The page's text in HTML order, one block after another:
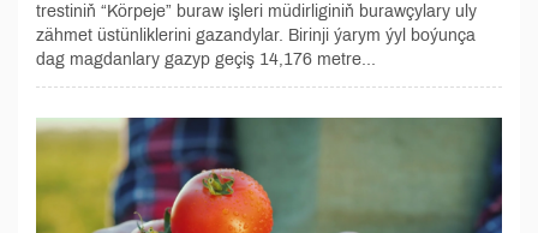
trestiniň “Körpeje” buraw işleri müdirliginiň burawçylary uly
zähmet üstünliklerini gazandylar. Birinji ýarym ýyl boýunça
dag magdanlary gazyp geçiş 14,176 metre...